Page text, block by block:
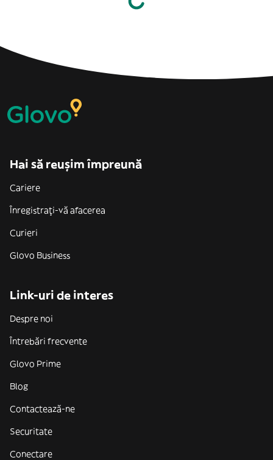
Hai să reușim împreună
Cariere
Înregistrați-vă afacerea
Curieri
Glovo Business
Link-uri de interes
Despre noi
Întrebări frecvente
Glovo Prime
Blog
Contactează-ne
Securitate
Conectare